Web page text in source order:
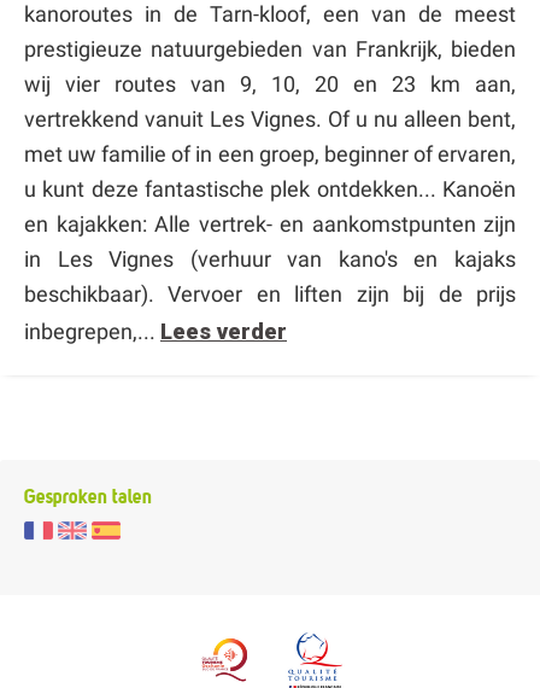
kanoroutes in de Tarn-kloof, een van de meest
prestigieuze natuurgebieden van Frankrijk, bieden
wij vier routes van 9, 10, 20 en 23 km aan,
vertrekkend vanuit Les Vignes. Of u nu alleen bent,
met uw familie of in een groep, beginner of ervaren,
u kunt deze fantastische plek ontdekken... Kanoën
en kajakken: Alle vertrek- en aankomstpunten zijn
in Les Vignes (verhuur van kano's en kajaks
beschikbaar). Vervoer en liften zijn bij de prijs
inbegrepen,... Lees verder
Gesproken talen